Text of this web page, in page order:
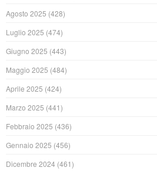
Agosto 2025 (428)
Luglio 2025 (474)
Giugno 2025 (443)
Maggio 2025 (484)
Aprile 2025 (424)
Marzo 2025 (441)
Febbraio 2025 (436)
Gennaio 2025 (456)
Dicembre 2024 (461)